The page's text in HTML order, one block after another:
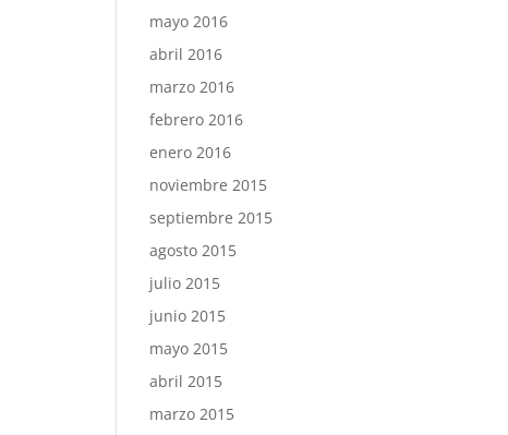
mayo 2016
abril 2016
marzo 2016
febrero 2016
enero 2016
noviembre 2015
septiembre 2015
agosto 2015
julio 2015
junio 2015
mayo 2015
abril 2015
marzo 2015